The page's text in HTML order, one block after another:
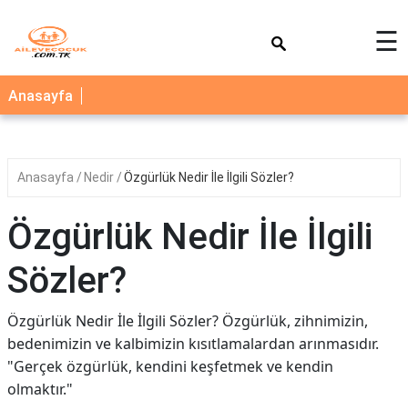
AİLE
ÇOCUK
SAĞLIK
NEDİR
BLOG
FAYDALI
BİLGİLER
YEMEK
TARİFLERİ
☰
Anasayfa
Anasayfa Nedir Özgürlük Nedir İle İlgili Sözler?
Özgürlük Nedir İle İlgili
Sözler?
Özgürlük Nedir İle İlgili Sözler? Özgürlük, zihnimizin,
bedenimizin ve kalbimizin kısıtlamalardan arınmasıdır.
"Gerçek özgürlük, kendini keşfetmek ve kendin
olmaktır."